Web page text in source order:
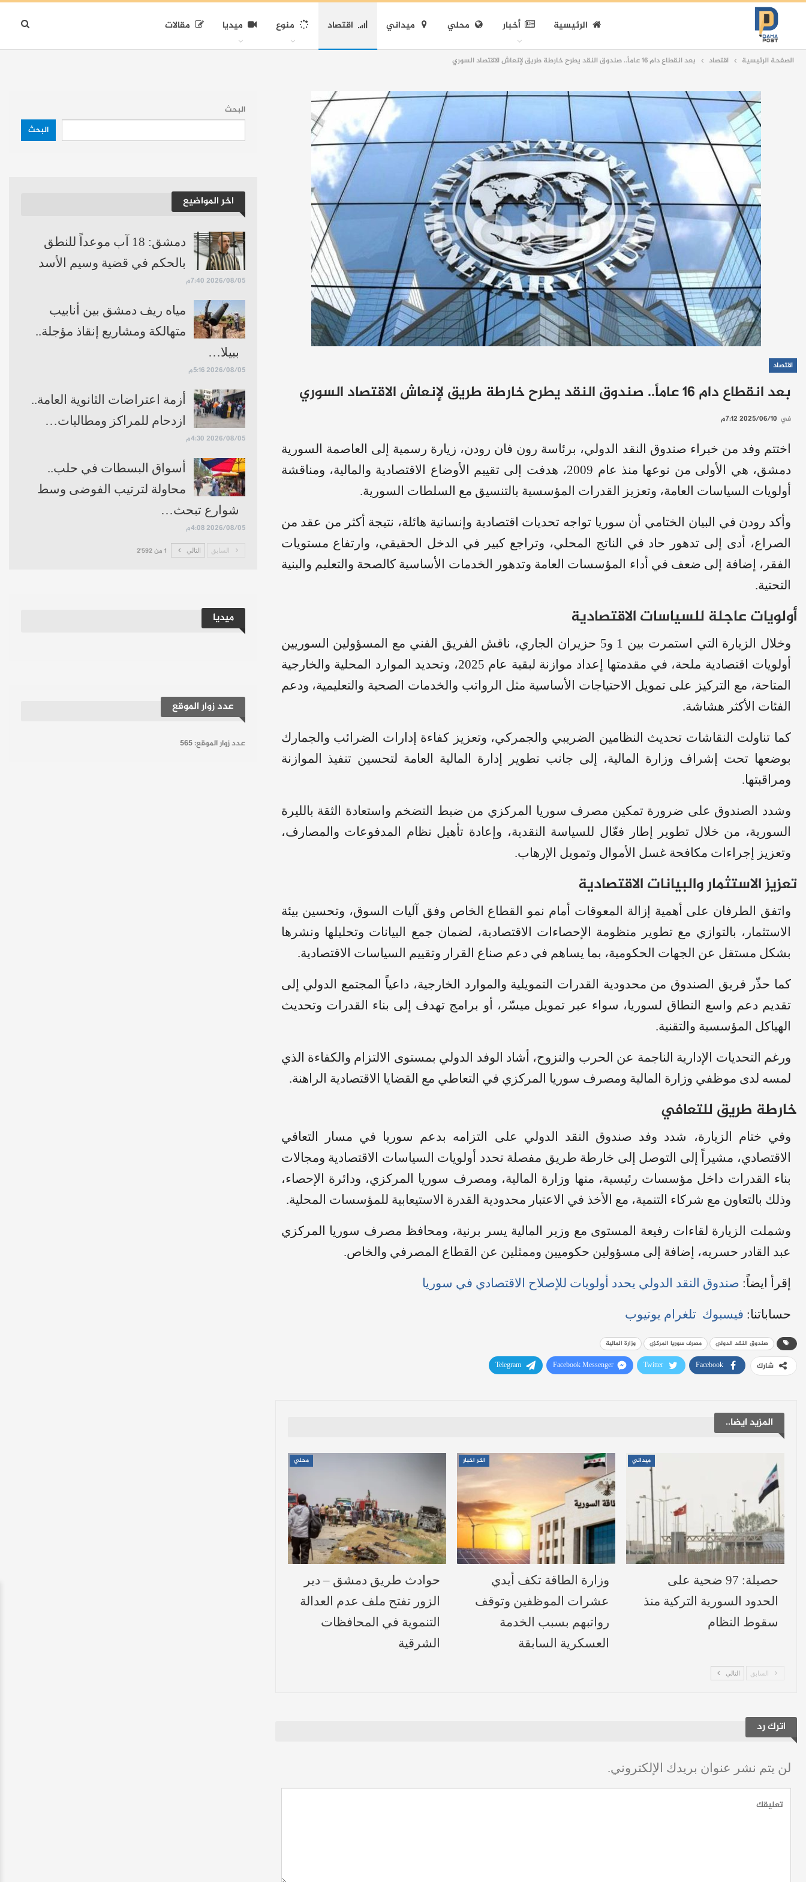
الرئيسية أخبار محلي ميداني اقتصاد منوع ميديا مقالات
الصفحة الرئيسية اقتصاد بعد انقطاع دام 16 عاماً.. صندوق النقد يطرح خارطة طريق لإنعاش الاقتصاد السوري
اقتصاد
بعد انقطاع دام 16 عاماً.. صندوق النقد يطرح خارطة طريق لإنعاش الاقتصاد السوري
في 2025/06/10 7:12م
اختتم وفد من خبراء صندوق النقد الدولي، برئاسة رون فان رودن، زيارة رسمية إلى العاصمة السورية
دمشق، هي الأولى من نوعها منذ عام 2009، هدفت إلى تقييم الأوضاع الاقتصادية والمالية، ومناقشة
أولويات السياسات العامة، وتعزيز القدرات المؤسسية بالتنسيق مع السلطات السورية.
وأكد رودن في البيان الختامي أن سوريا تواجه تحديات اقتصادية وإنسانية هائلة، نتيجة أكثر من عقد من
الصراع، أدى إلى تدهور حاد في الناتج المحلي، وتراجع كبير في الدخل الحقيقي، وارتفاع مستويات
الفقر، إضافة إلى ضعف في أداء المؤسسات العامة وتدهور الخدمات الأساسية كالصحة والتعليم والبنية
التحتية.
أولويات عاجلة للسياسات الاقتصادية
وخلال الزيارة التي استمرت بين 1 و5 حزيران الجاري، ناقش الفريق الفني مع المسؤولين السوريين
أولويات اقتصادية ملحة، في مقدمتها إعداد موازنة لبقية عام 2025، وتحديد الموارد المحلية والخارجية
المتاحة، مع التركيز على تمويل الاحتياجات الأساسية مثل الرواتب والخدمات الصحية والتعليمية، ودعم
الفئات الأكثر هشاشة.
كما تناولت النقاشات تحديث النظامين الضريبي والجمركي، وتعزيز كفاءة إدارات الضرائب والجمارك
بوضعها تحت إشراف وزارة المالية، إلى جانب تطوير إدارة المالية العامة لتحسين تنفيذ الموازنة
ومراقبتها.
وشدد الصندوق على ضرورة تمكين مصرف سوريا المركزي من ضبط التضخم واستعادة الثقة بالليرة
السورية، من خلال تطوير إطار فعّال للسياسة النقدية، وإعادة تأهيل نظام المدفوعات والمصارف،
وتعزيز إجراءات مكافحة غسل الأموال وتمويل الإرهاب.
تعزيز الاستثمار والبيانات الاقتصادية
واتفق الطرفان على أهمية إزالة المعوقات أمام نمو القطاع الخاص وفق آليات السوق، وتحسين بيئة
الاستثمار، بالتوازي مع تطوير منظومة الإحصاءات الاقتصادية، لضمان جمع البيانات وتحليلها ونشرها
بشكل مستقل عن الجهات الحكومية، بما يساهم في دعم صناع القرار وتقييم السياسات الاقتصادية.
كما حذّر فريق الصندوق من محدودية القدرات التمويلية والموارد الخارجية، داعياً المجتمع الدولي إلى
تقديم دعم واسع النطاق لسوريا، سواء عبر تمويل ميسّر، أو برامج تهدف إلى بناء القدرات وتحديث
الهياكل المؤسسية والتقنية.
ورغم التحديات الإدارية الناجمة عن الحرب والنزوح، أشاد الوفد الدولي بمستوى الالتزام والكفاءة الذي
لمسه لدى موظفي وزارة المالية ومصرف سوريا المركزي في التعاطي مع القضايا الاقتصادية الراهنة.
خارطة طريق للتعافي
وفي ختام الزيارة، شدد وفد صندوق النقد الدولي على التزامه بدعم سوريا في مسار التعافي
الاقتصادي، مشيراً إلى التوصل إلى خارطة طريق مفصلة تحدد أولويات السياسات الاقتصادية ومجالات
بناء القدرات داخل مؤسسات رئيسية، منها وزارة المالية، ومصرف سوريا المركزي، ودائرة الإحصاء،
وذلك بالتعاون مع شركاء التنمية، مع الأخذ في الاعتبار محدودية القدرة الاستيعابية للمؤسسات المحلية.
وشملت الزيارة لقاءات رفيعة المستوى مع وزير المالية يسر برنية، ومحافظ مصرف سوريا المركزي
عبد القادر حسريه، إضافة إلى مسؤولين حكوميين وممثلين عن القطاع المصرفي والخاص.
إقرأ ايضاً: صندوق النقد الدولي يحدد أولويات للإصلاح الاقتصادي في سوريا
حساباتنا: فيسبوك تلغرام يوتيوب
صندوق النقد الدولي مصرف سوريا المركزي وزارة المالية
شارك Facebook
Twitter
Facebook Messenger
Telegram
المزيد ايضا..
ميداني
حصيلة: 97 ضحية على
الحدود السورية التركية منذ
سقوط النظام
اخر اخبار
وزارة الطاقة تكف أيدي
عشرات الموظفين وتوقف
رواتبهم بسبب الخدمة
العسكرية السابقة
محلي
حوادث طريق دمشق – دير
الزور تفتح ملف عدم العدالة
التنموية في المحافظات
الشرقية
السابق التالي
اترك رد
لن يتم نشر عنوان بريدك الإلكتروني.
البحث
البحث
اخر المواضيع
دمشق: 18 آب موعداً للنطق
بالحكم في قضية وسيم الأسد
2026/08/05 7:40م
مياه ريف دمشق بين أنابيب
متهالكة ومشاريع إنقاذ مؤجلة..
ببيلا…
2026/08/05 5:16م
أزمة اعتراضات الثانوية العامة..
ازدحام للمراكز ومطالبات…
2026/08/05 4:30م
أسواق البسطات في حلب..
محاولة لترتيب الفوضى وسط
شوارع تبحث…
2026/08/05 4:08م
السابق التالي 1 من 2٬592
ميديا
عدد زوار الموقع
عدد زوار الموقع:565